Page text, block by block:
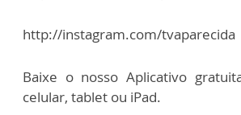
http://instagram.com/tvaparecida
Baixe o nosso Aplicativo
celular, tablet ou iPad.